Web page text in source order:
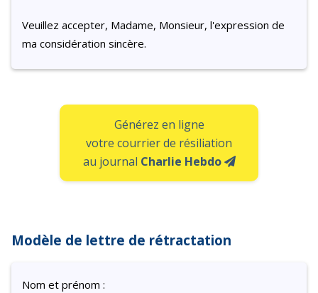
Veuillez accepter, Madame, Monsieur, l'expression de
ma considération sincère.
Générez en ligne
votre courrier de résiliation
au journal Charlie Hebdo
Modèle de lettre de rétractation
Nom et prénom :